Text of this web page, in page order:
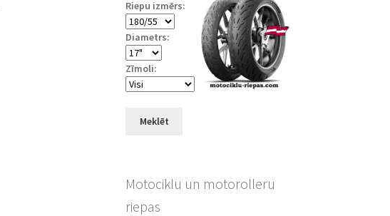
Riepu izmērs:
Diametrs:
Zīmoli:
Meklēt
Motociklu un motorolleru
riepas